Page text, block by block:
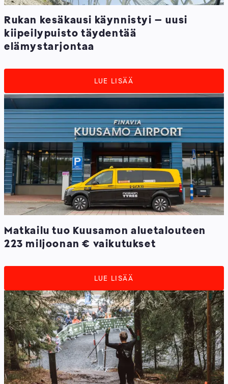
Rukan kesäkausi käynnistyi – uusi
kiipeilypuisto täydentää
elämystarjontaa
LUE LISÄÄ
Matkailu tuo Kuusamon aluetalouteen
223 miljoonan € vaikutukset
LUE LISÄÄ